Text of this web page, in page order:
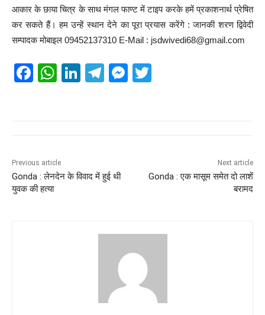
आकार के छाया चित्र के साथ मंगल फाण्ट में टाइप करके हमें प्रकाशनार्थ प्रेषित
कर सकते हैं। हम उन्हें स्थान देने का पूरा प्रयास करेंगे : जानकी शरण द्विवेदी
सम्पादक मोबाइल 09452137310 E-Mail : jsdwivedi68@gmail.com
F
o
o
W
p
p
Li
n
T
m
M
Previous article
Gonda : लेनदेन के विवाद में हुई थी
युवक की हत्या
Next article
Gonda : एक मासूम समेत दो लाशें
बरामद